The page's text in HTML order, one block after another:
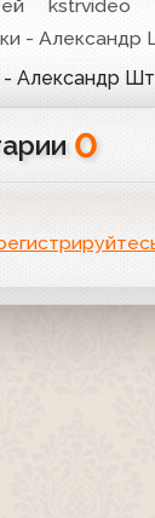
kstrvideo
-
- Александр
0